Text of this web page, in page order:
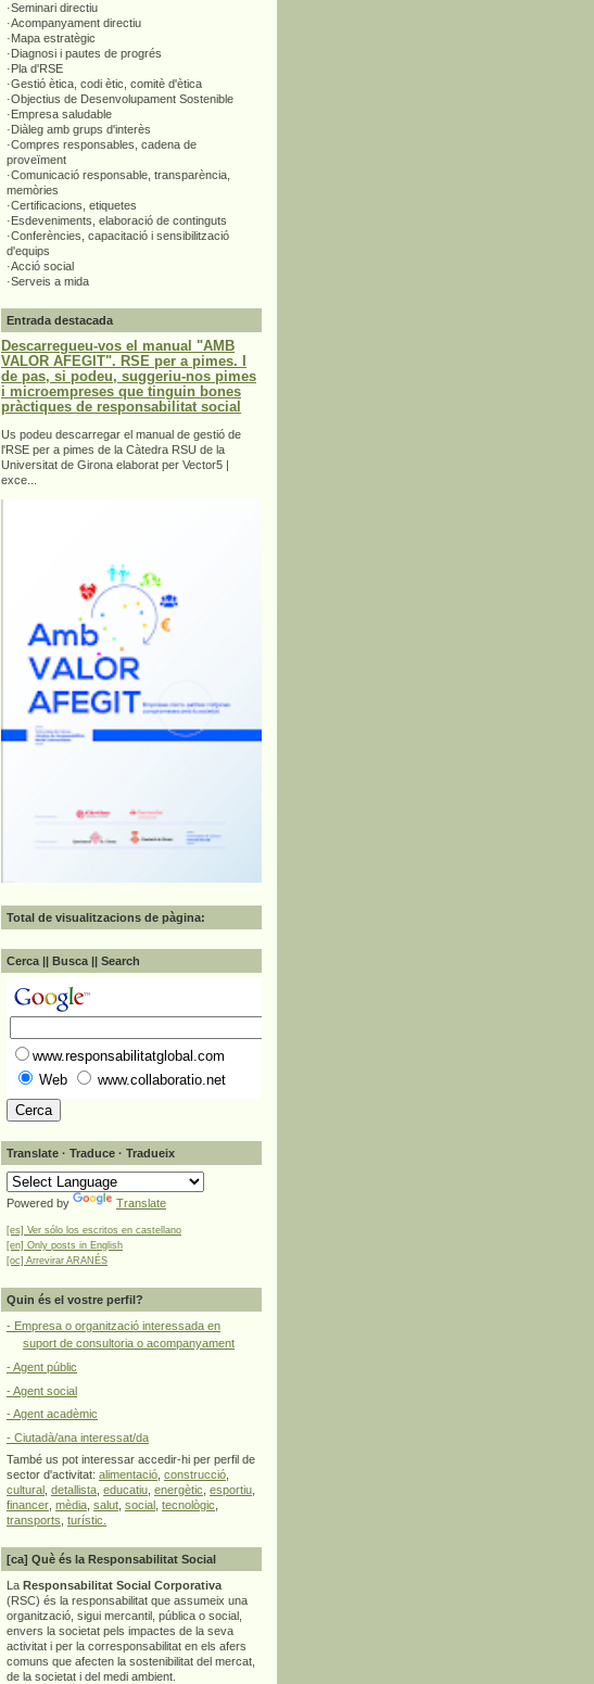
·Seminari directiu
·Acompanyament directiu
·Mapa estratègic
·Diagnosi i pautes de progrés
·Pla d'RSE
·Gestió ètica, codi ètic, comitè d'ètica
·Objectius de Desenvolupament Sostenible
·Empresa saludable
·Diàleg amb grups d'interès
·Compres responsables, cadena de
proveïment
·Comunicació responsable, transparència,
memòries
·Certificacions, etiquetes
·Esdeveniments, elaboració de continguts
·Conferències, capacitació i sensibilització
d'equips
·Acció social
·Serveis a mida
Entrada destacada
Descarregueu-vos el manual "AMB
VALOR AFEGIT". RSE per a pimes. I
de pas, si podeu, suggeriu-nos pimes
i microempreses que tinguin bones
pràctiques de responsabilitat social
Us podeu descarregar el manual de gestió de
l'RSE per a pimes de la Càtedra RSU de la
Universitat de Girona elaborat per Vector5 |
exce...
Total de visualitzacions de pàgina:
Cerca || Busca || Search
www.responsabilitatglobal.com
Web
www.collaboratio.net
Translate · Traduce · Tradueix
Powered by Translate
[es] Ver sólo los escritos en castellano
[en] Only posts in English
[oc] Arrevirar ARANÉS
Quin és el vostre perfil?
- Empresa o organització interessada en
suport de consultoria o acompanyament
- Agent públic
- Agent social
- Agent acadèmic
- Ciutadà/ana interessat/da
També us pot interessar accedir-hi per perfil de
sector d'activitat: alimentació construcció
cultural
detallista educatiu energètic esportiu
financer mèdia salut social tecnològic
transports turístic.
[ca] Què és la Responsabilitat Social
La Responsabilitat Social Corporativa
(RSC) és la responsabilitat que assumeix una
organització, sigui mercantil, pública o social,
envers la societat pels impactes de la seva
activitat i per la corresponsabilitat en els afers
comuns que afecten la sostenibilitat del mercat,
de la societat i del medi ambient.